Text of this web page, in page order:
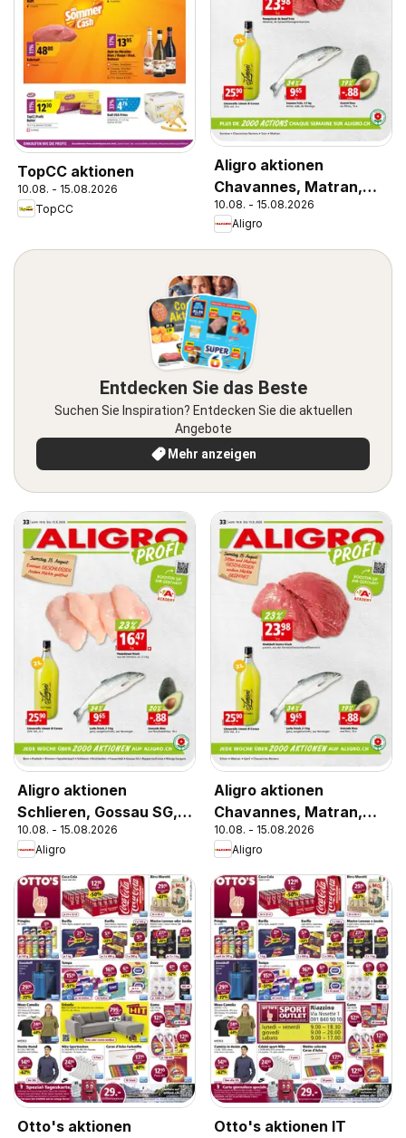
TopCC aktionen
10.08. - 15.08.2026
TopCC
Aligro aktionen
Chavannes, Matran,
Genève, Sion
10.08. - 15.08.2026
Aligro
Entdecken Sie das Beste
Suchen Sie Inspiration? Entdecken Sie die aktuellen
Angebote
Mehr anzeigen
Aligro aktionen
Schlieren, Gossau SG,
Frauenfeld, Rapperswil-
Jona, Sargans, Bern
10.08. - 15.08.2026
Aligro
Aligro aktionen
Chavannes, Matran,
Genf, Sitten
10.08. - 15.08.2026
Aligro
Otto's aktionen Otto's aktionen IT